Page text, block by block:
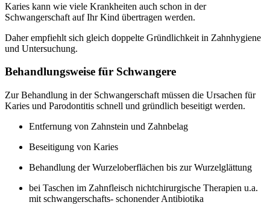
Karies kann wie viele Krankheiten auch schon in der
Schwangerschaft auf Ihr Kind übertragen werden.
Daher empfiehlt sich gleich doppelte Gründlichkeit in Zahnhygiene
und Untersuchung.
Behandlungsweise für Schwangere
Zur Behandlung in der Schwangerschaft müssen die Ursachen für
Karies und Parodontitis schnell und gründlich beseitigt werden.
Entfernung von Zahnstein und Zahnbelag
Beseitigung von Karies
Behandlung der Wurzeloberflächen bis zur Wurzelglättung
bei Taschen im Zahnfleisch nichtchirurgische Therapien u.a.
mit schwangerschafts- schonender Antibiotika